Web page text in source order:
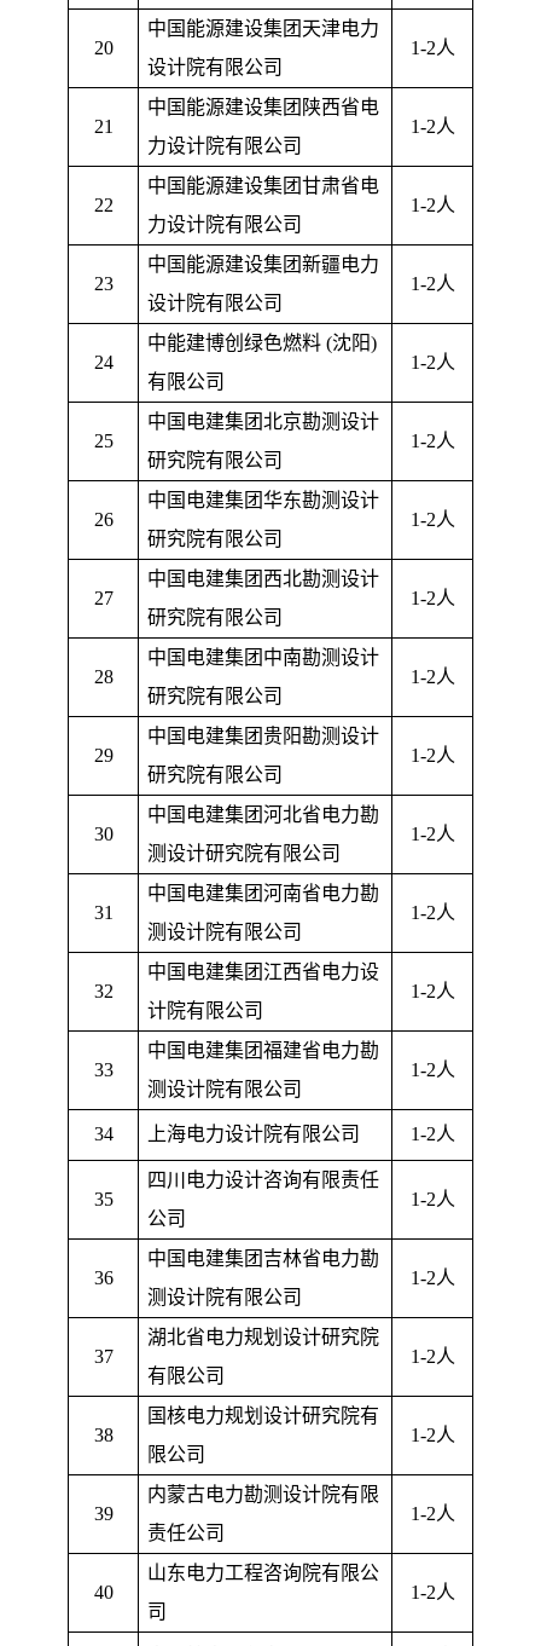
20
中国能源建设集团天津电力
设计院有限公司
1-2人
21
中国能源建设集团陕西省电
力设计院有限公司
1-2人
22
中国能源建设集团甘肃省电
力设计院有限公司
1-2人
23
中国能源建设集团新疆电力
设计院有限公司
1-2人
24
中能建博创绿色燃料 (沈阳)
有限公司
1-2人
25
中国电建集团北京勘测设计
研究院有限公司
1-2人
26
中国电建集团华东勘测设计
研究院有限公司
1-2人
27
中国电建集团西北勘测设计
研究院有限公司
1-2人
28
中国电建集团中南勘测设计
研究院有限公司
1-2人
29
中国电建集团贵阳勘测设计
研究院有限公司
1-2人
30
中国电建集团河北省电力勘
测设计研究院有限公司
1-2人
31
中国电建集团河南省电力勘
测设计院有限公司
1-2人
32
中国电建集团江西省电力设
计院有限公司
1-2人
33
中国电建集团福建省电力勘
测设计院有限公司
1-2人
34 上海电力设计院有限公司 1-2人
35
四川电力设计咨询有限责任
公司
1-2人
36
中国电建集团吉林省电力勘
测设计院有限公司
1-2人
37
湖北省电力规划设计研究院
有限公司
1-2人
38
国核电力规划设计研究院有
限公司
1-2人
39
内蒙古电力勘测设计院有限
责任公司
1-2人
40
山东电力工程咨询院有限公
司
1-2人